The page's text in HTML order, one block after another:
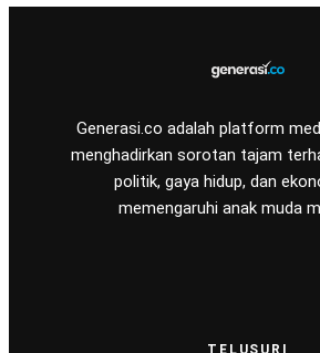
Generasi.co adalah platform
menghadirkan sorotan tajam
politik, gaya hidup, dan
memengaruhi anak muda
TELUSURI